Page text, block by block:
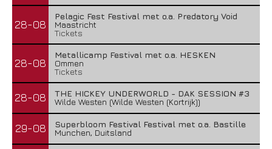
28-08
Pelagic Fest Festival met o.a. Predatory Void
Maastricht
Tickets
28-08
Metallicamp Festival met o.a. HESKEN
Ommen
Tickets
28-08
THE HICKEY UNDERWORLD - DAK SESSION #3
Wilde Westen (Wilde Westen (Kortrijk))
29-08
Superbloom Festival Festival met o.a. Bastille
Munchen, Duitsland